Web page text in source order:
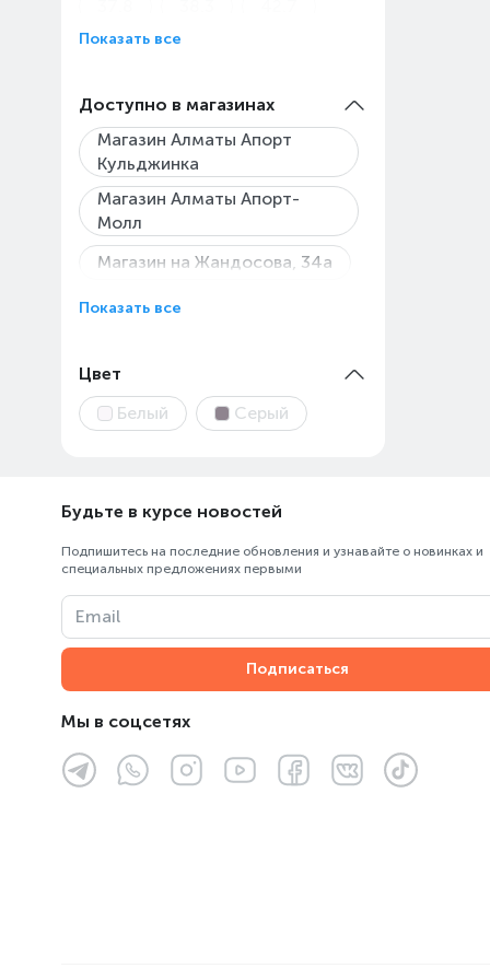
43 45
Показать все
Доступно в магазинах
Магазин Алматы Апорт
Кульджинка
Магазин Алматы Апорт-
Молл
Магазин на Жандосова, 34а
Магазин Технодом на
Абылай Хана
Пункт выдачи Центрального
ТРЦ «Almaty Mall»
ТРЦ «Asia Park»
ТРЦ «FORUM»
Показать все
Цвет
Белый
Серый
Будьте в курсе новостей
Подпишитесь на последние обновления и узнавайте о новинках и
специальных предложениях первыми
Email
Подписаться
Мы в соцсетях